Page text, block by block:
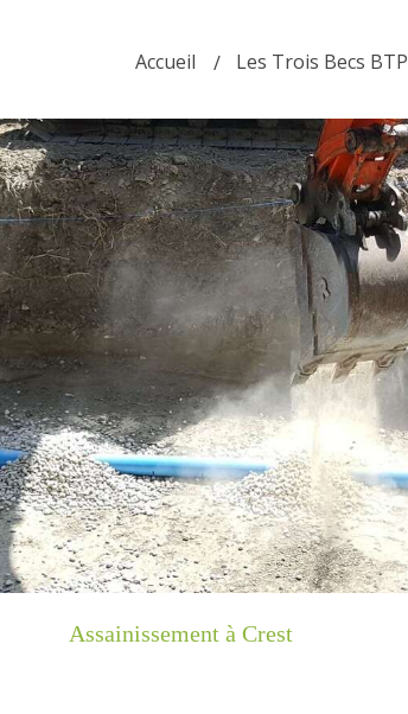
Accueil Les Trois Becs BTP
Assainissement à Crest